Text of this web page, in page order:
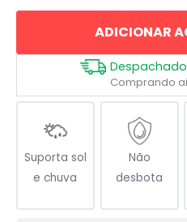
no
quantidade
ADICIONAR
Despachado
Comprando
Suporta sol
e chuva
Não
desbota